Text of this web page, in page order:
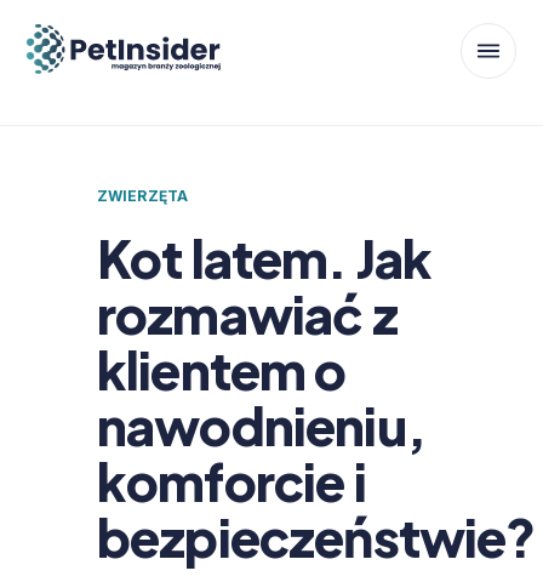
ZWIERZĘTA
Kot latem. Jak
rozmawiać z
klientem o
nawodnieniu,
komforcie i
bezpieczeństwie?